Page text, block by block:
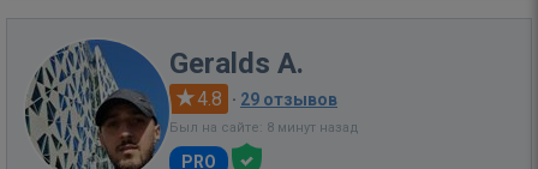
Geralds A.
4.8 · 29 отзывов
Был на сайте: 8 минут назад
PRO